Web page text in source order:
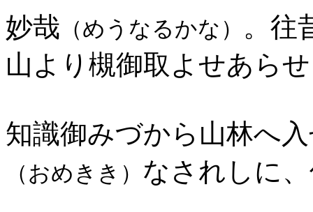
妙哉 （めうなるかな）
。往
山より槻御取よせあら
知識御みづから山林へ
（おめきき） なされしに